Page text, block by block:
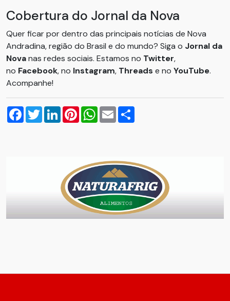
Cobertura do Jornal da Nova
Quer ficar por dentro das principais notícias de Nova
Andradina, região do Brasil e do mundo? Siga o Jornal da
Novanas redes sociais. Estamos no Twitter,
no Facebook, no Instagram, Threads e no YouTube.
Acompanhe!
Facebook
TwitterLinkedInPinterestWhatsApp
Email